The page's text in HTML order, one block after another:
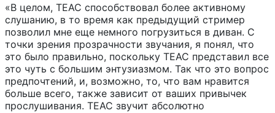
«В целом, TEAC способствовал более активному
слушанию, в то время как предыдущий стример
позволил мне еще немного погрузиться в диван. С
точки зрения прозрачности звучания, я понял, что
это было правильно, поскольку TEAC представил все
это чуть с большим энтузиазмом. Так что это вопрос
предпочтений, и, возможно, то, что вам нравится
больше всего, также зависит от ваших привычек
прослушивания. TEAC звучит абсолютно